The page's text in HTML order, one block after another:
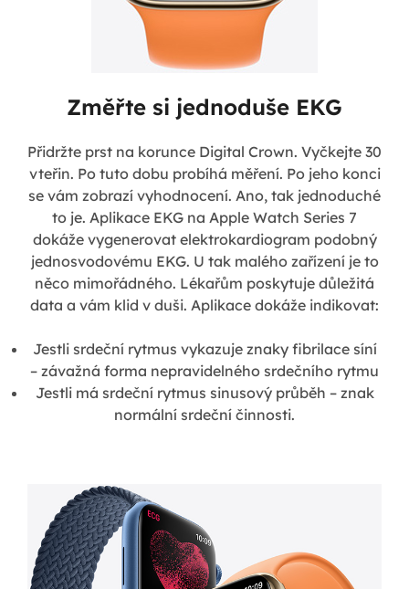
Změřte si jednoduše EKG
Přidržte prst na korunce Digital Crown. Vyčkejte 30
vteřin. Po tuto dobu probíhá měření. Po jeho konci
se vám zobrazí vyhodnocení. Ano, tak jednoduché
to je. Aplikace EKG na Apple Watch Series 7
dokáže vygenerovat elektrokardiogram podobný
jednosvodovému EKG. U tak malého zařízení je to
něco mimořádného. Lékařům poskytuje důležitá
data a vám klid v duši. Aplikace dokáže indikovat:
Jestli srdeční rytmus vykazuje znaky fibrilace síní
– závažná forma nepravidelného srdečního rytmu
Jestli má srdeční rytmus sinusový průběh – znak
normální srdeční činnosti.